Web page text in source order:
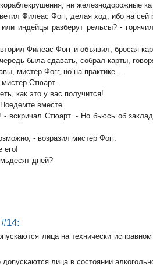
ни железнодорожные
Филеас Фогг, делая ход, ибо на
индейцы разберут рельсы? -
Филеас Фогг и объявил, бросая
была сдавать, собрал карты,
мистер Фогг, но на практике...
Стюарт.
как это у вас получится!
вместе.
вскричал Стюарт. - Но бьюсь об
- возразил мистер Фогг.
его!
дней?
лица на технически
лица в состоянии